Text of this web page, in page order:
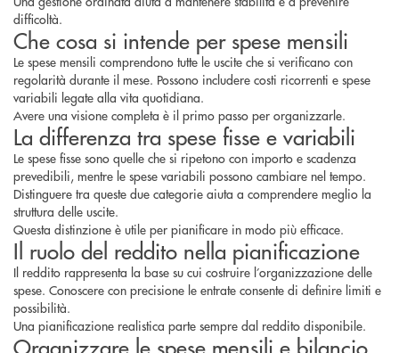
difficoltà.
Che cosa si intende per spese mensili
Le spese mensili comprendono tutte le uscite che si verificano con
regolarità durante il mese. Possono includere costi ricorrenti e spese
variabili legate alla vita quotidiana.
Avere una visione completa è il primo passo per organizzarle.
La differenza tra spese fisse e variabili
Le spese fisse sono quelle che si ripetono con importo e scadenza
prevedibili, mentre le spese variabili possono cambiare nel tempo.
Distinguere tra queste due categorie aiuta a comprendere meglio la
struttura delle uscite.
Questa distinzione è utile per pianificare in modo più efficace.
Il ruolo del reddito nella pianificazione
Il reddito rappresenta la base su cui costruire l’organizzazione delle
spese. Conoscere con precisione le entrate consente di definire limiti e
possibilità.
Una pianificazione realistica parte sempre dal reddito disponibile.
Organizzare le spese mensili e bilancio